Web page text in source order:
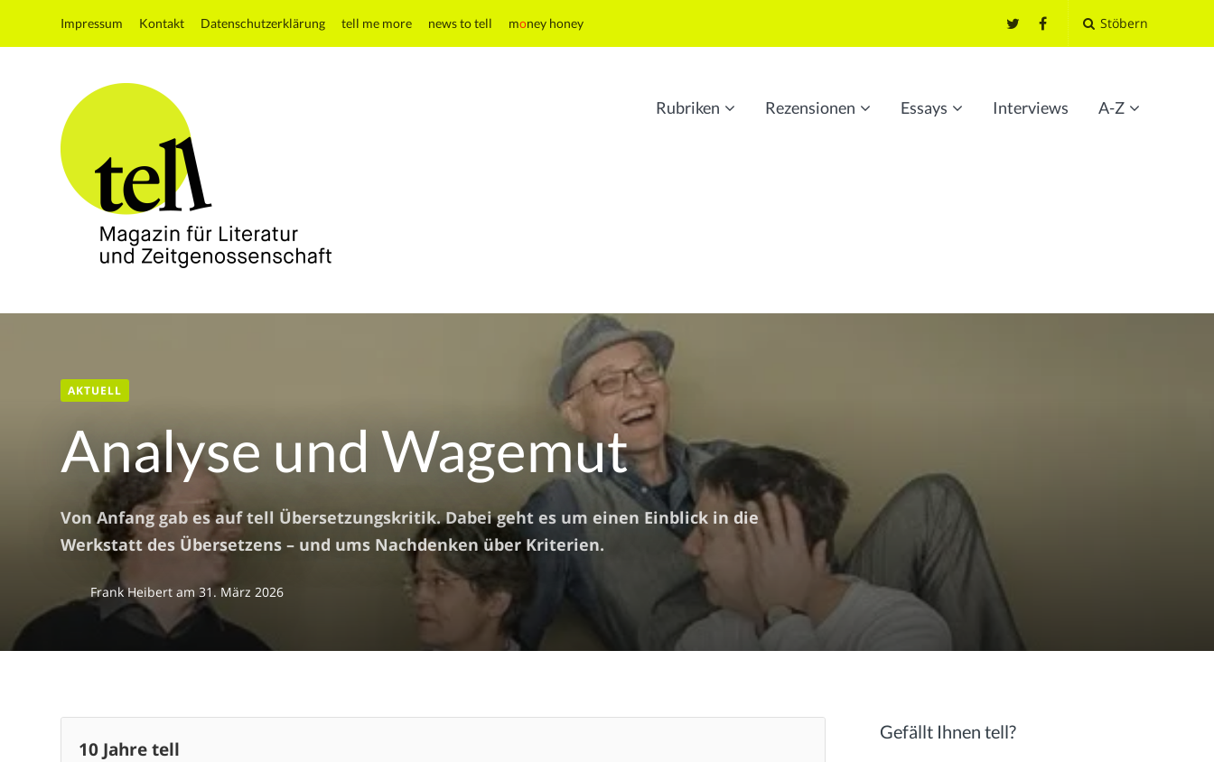
Impressum Kontakt Datenschutzerklärung tell me more news to tell money honey Stöbern
und
Zeitgenossenschaft
Rubriken Rezensionen Essays Interviews A-Z
AKTUELL
Analyse und Wagemut
Von Anfang gab es auf tell Übersetzungskritik. Dabei geht es um einen Einblick in die
Werkstatt des Übersetzens – und ums Nachdenken über Kriterien.
Frank Heibertam 31. März 2026
10 Jahre tell
Gefällt Ihnen tell?